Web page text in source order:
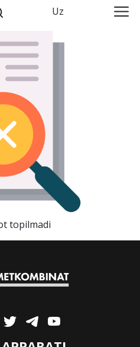
Uz
topilmadi